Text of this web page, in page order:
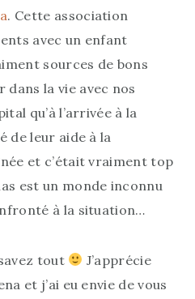
. Cette association
avec un enfant
sources de bons
la vie avec nos
qu’à l’arrivée à la
de leur aide à la
et c’était vraiment top
est un monde inconnu
à la situation…
tout
J’apprécie
et j’ai eu envie de vous